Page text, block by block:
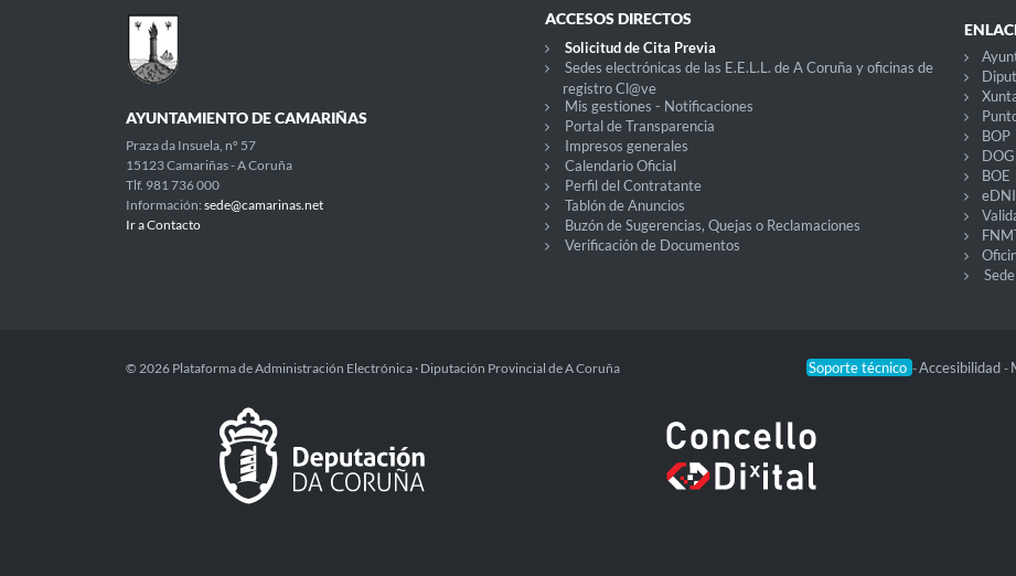
AYUNTAMIENTO DE CAMARIÑAS
Praza da Insuela, nº 57
15123 Camariñas - A Coruña
Tlf. 981 736 000
Información: sede@camarinas.net
Ir a Contacto
ACCESOS DIRECTOS
Solicitud de Cita Previa
Sedes electrónicas de las E.E.L.L. de A Coruña y oficinas de
registro Cl@ve
Mis gestiones - Notificaciones
Portal de Transparencia
Impresos generales
Calendario Oficial
Perfil del Contratante
Tablón de Anuncios
Buzón de Sugerencias, Quejas o Reclamaciones
Verificación de Documentos
BOP
DOG
BOE
eDNI
Soporte técnico -Accesibilidad -
© 2026 Plataforma de Administración Electrónica · Diputación Provincial de A Coruña